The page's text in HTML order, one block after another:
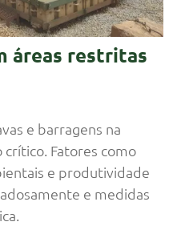
áreas restritas
e barragens na
Fatores como
e produtividade
e medidas